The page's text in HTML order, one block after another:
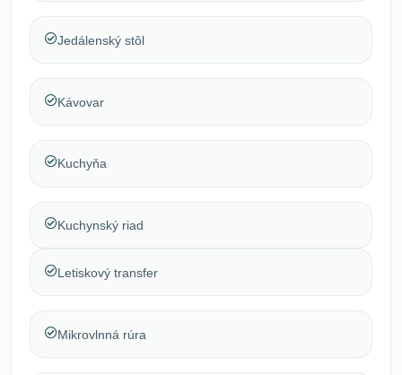
Jedálenský stôl
Kávovar
Kuchyňa
Kuchynský riad
Letiskový transfer
Mikrovlnná rúra